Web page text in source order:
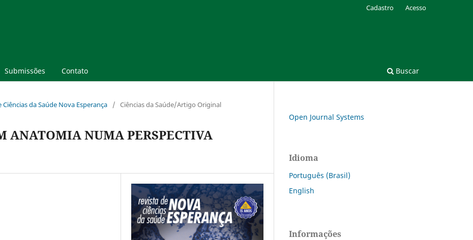
Submissões Contato Buscar
Cadastro Acesso
da Saúde Nova Esperança / Ciências da Saúde/Artigo Original
ANATOMIA NUMA PERSPECTIVA
Open Journal Systems
Idioma
Português (Brasil)
English
Informações